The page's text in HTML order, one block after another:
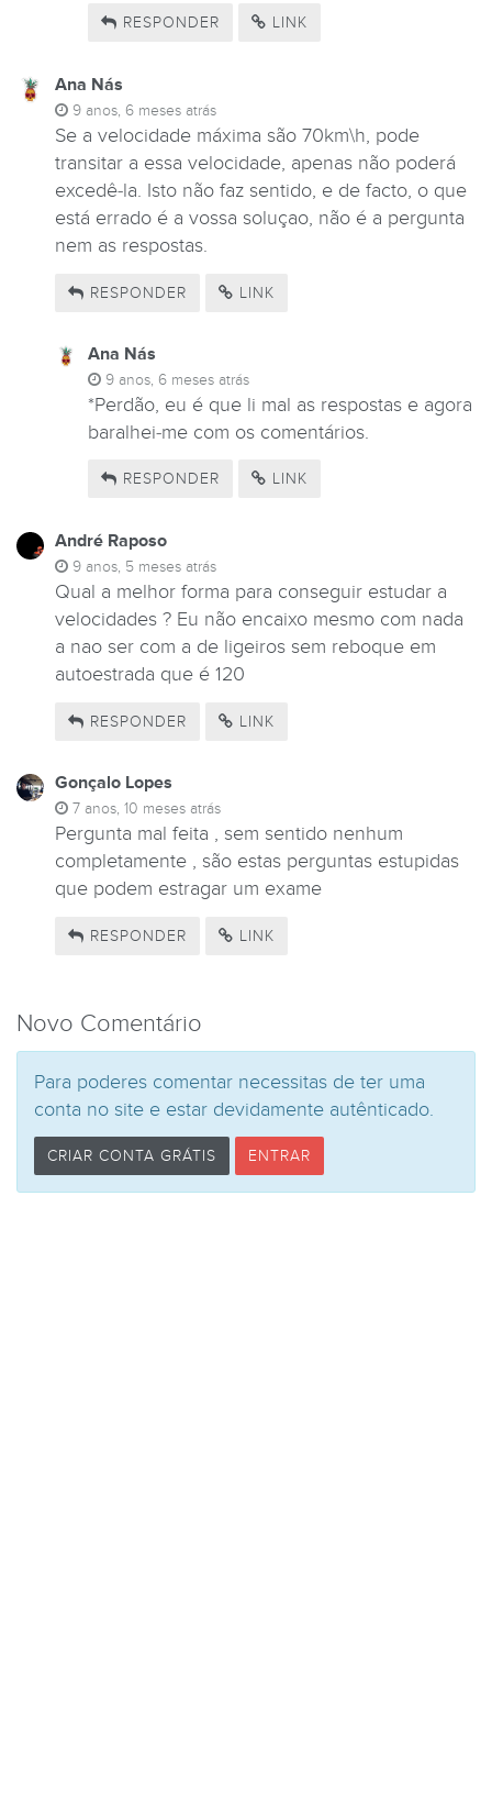
RESPONDER LINK
Ana Nás
9 anos, 6 meses atrás
Se a velocidade máxima são 70km\h, pode
transitar a essa velocidade, apenas não poderá
excedê-la. Isto não faz sentido, e de facto, o que
está errado é a vossa soluçao, não é a pergunta
nem as respostas.
RESPONDER LINK
Ana Nás
9 anos, 6 meses atrás
*Perdão, eu é que li mal as respostas e agora
baralhei-me com os comentários.
RESPONDER LINK
André Raposo
9 anos, 5 meses atrás
Qual a melhor forma para conseguir estudar a
velocidades ? Eu não encaixo mesmo com nada
a nao ser com a de ligeiros sem reboque em
autoestrada que é 120
RESPONDER LINK
Gonçalo Lopes
7 anos, 10 meses atrás
Pergunta mal feita , sem sentido nenhum
completamente , são estas perguntas estupidas
que podem estragar um exame
RESPONDER LINK
Novo Comentário
Para poderes comentar necessitas de ter uma
conta no site e estar devidamente autênticado.
CRIAR CONTA GRÁTIS ENTRAR